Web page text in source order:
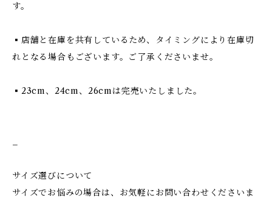
す。
▪️店舗と在庫を共有しているため、タイミングにより在庫切
れとなる場合もございます。ご了承くださいませ。
▪️23cm、24cm、26cmは完売いたしました。
サイズ選びについて
サイズでお悩みの場合は、お気軽にお問い合わせくださいま